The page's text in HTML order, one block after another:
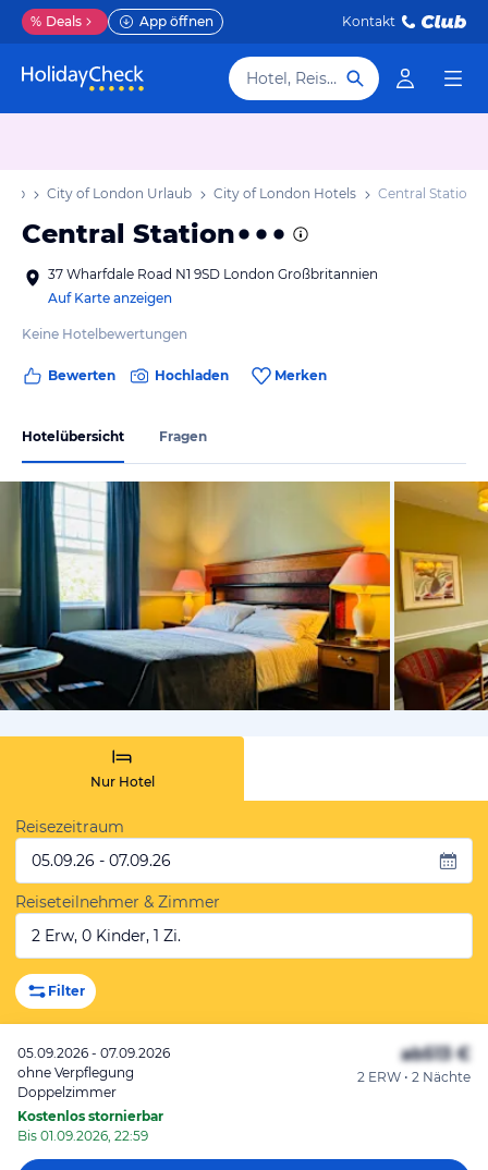
% Deals App öffnen Kontakt
Hotel, Reiseziel
City of London Urlaub City of London Hotels Central Station
Central Station
37 Wharfdale Road N1 9SD London Großbritannien
Auf Karte anzeigen
Keine Hotelbewertungen
Bewerten Hochladen Merken
Hotelübersicht Fragen
von
Nur Hotel
Reisezeitraum
05.09.26 - 07.09.26
Reiseteilnehmer & Zimmer
2 Erw, 0 Kinder, 1 Zi.
Filter
05.09.2026 - 07.09.2026
ohne Verpflegung
Doppelzimmer
Kostenlos stornierbar
Bis 01.09.2026, 22:59
ab513 €
2 ERW • 2 Nächte